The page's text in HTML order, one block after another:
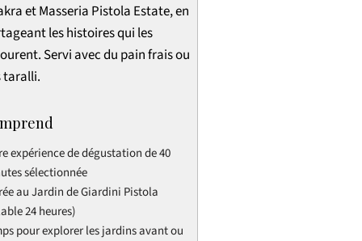
et Masseria Pistola Estate, en
les histoires qui les
Servi avec du pain frais ou
taralli.
expérience de dégustation de 40
sélectionnée
au Jardin de Giardini Pistola
24 heures)
pour explorer les jardins avant ou